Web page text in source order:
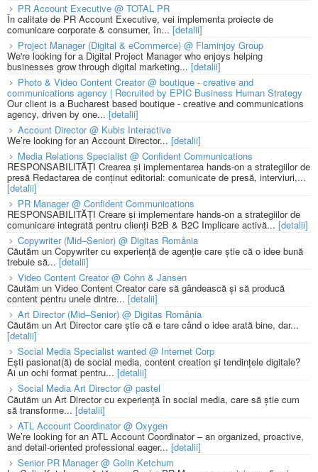
PR Account Executive @ TOTAL PR
În calitate de PR Account Executive, vei implementa proiecte de
comunicare corporate & consumer, în... [detalii]
Project Manager (Digital & eCommerce) @ Flaminjoy Group
We're looking for a Digital Project Manager who enjoys helping
businesses grow through digital marketing... [detalii]
Photo & Video Content Creator @ boutique - creative and
communications agency | Recruited by EPIC Business Human Strategy
Our client is a Bucharest based boutique - creative and communications
agency, driven by one... [detalii]
Account Director @ Kubis Interactive
We’re looking for an Account Director... [detalii]
Media Relations Specialist @ Confident Communications
RESPONSABILITĂȚI Crearea și implementarea hands-on a strategiilor de
presă Redactarea de conținut editorial: comunicate de presă, interviuri,...
[detalii]
PR Manager @ Confident Communications
RESPONSABILITĂȚI Creare și implementare hands-on a strategiilor de
comunicare integrată pentru clienți B2B & B2C Implicare activă... [detalii]
Copywriter (Mid–Senior) @ Digitas România
Căutăm un Copywriter cu experiență de agenție care știe că o idee bună
trebuie să... [detalii]
Video Content Creator @ Cohn & Jansen
Căutăm un Video Content Creator care să gândească și să producă
content pentru unele dintre... [detalii]
Art Director (Mid–Senior) @ Digitas România
Căutăm un Art Director care știe că e tare când o idee arată bine, dar...
[detalii]
Social Media Specialist wanted @ Internet Corp
Ești pasionat(ă) de social media, content creation și tendințele digitale?
Ai un ochi format pentru... [detalii]
Social Media Art Director @ pastel
Căutăm un Art Director cu experiență în social media, care să știe cum
să transforme... [detalii]
ATL Account Coordinator @ Oxygen
We’re looking for an ATL Account Coordinator – an organized, proactive,
and detail-oriented professional eager... [detalii]
Senior PR Manager @ Golin Ketchum